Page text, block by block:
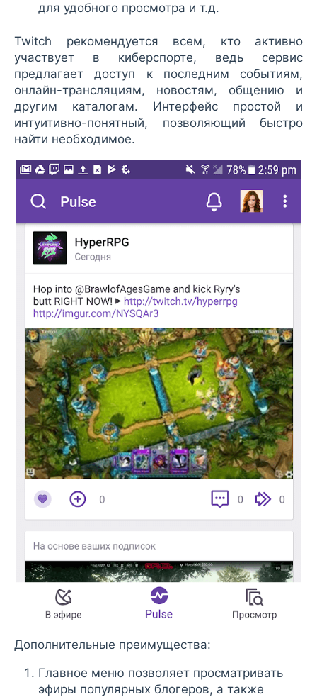
для удобного просмотра и т.д.
Twitch рекомендуется всем, кто активно
участвует в киберспорте, ведь сервис
предлагает доступ к последним событиям,
онлайн-трансляциям, новостям, общению и
другим каталогам. Интерфейс простой и
интуитивно-понятный, позволяющий быстро
найти необходимое.
Дополнительные преимущества:
Главное меню позволяет просматривать
эфиры популярных блогеров, а также